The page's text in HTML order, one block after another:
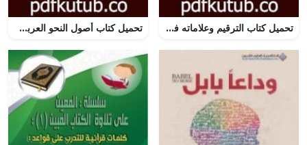
تحميل كتاب الترقيم وعلاماته في اللغة العربية PDF تأليف عبد الفتاح أبو غدة مجانا [كامل] تحميل كتاب أصول النحو العربي PDF تأليف محمد خير الحلواني مجانا [كامل]